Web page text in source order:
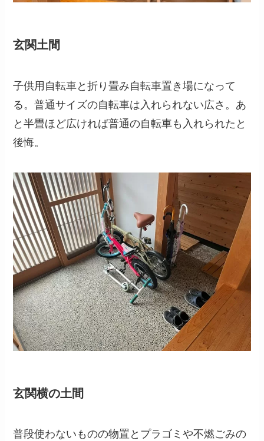
玄関土間
子供用自転車と折り畳み自転車置き場になって
る。普通サイズの自転車は入れられない広さ。あ
と半畳ほど広ければ普通の自転車も入れられたと
後悔。
玄関横の土間
普段使わないものの物置とプラゴミや不燃ごみの